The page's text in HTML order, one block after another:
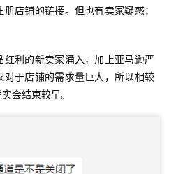
店铺的链接。但也有卖家疑惑：
红利的新卖家涌入，加上亚马逊严
于店铺的需求量巨大，所以相较
会结束较早。